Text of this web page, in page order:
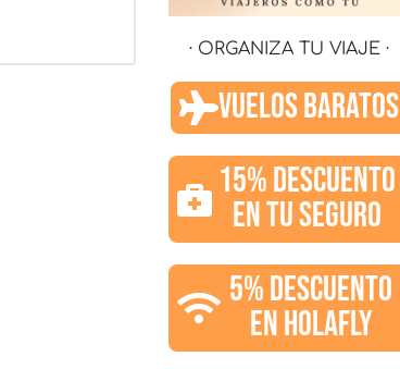
· ORGANIZA TU VIAJE ·
VUELOS BARATOS
15% DESCUENTO
EN TU SEGURO
5% DESCUENTO
EN HOLAFLY